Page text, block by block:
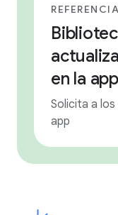
en la
Solicita a
app